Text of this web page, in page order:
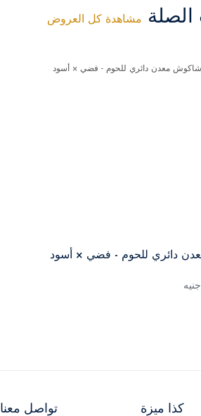
مشاهدة كل العروض
دائري للحوم - فضي × أسود
جنيه
كذا ميزة تواصل معنا